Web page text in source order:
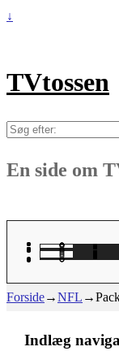
↓
TVtossen
Søg
En side om
Forside→NFL →
Indlæg